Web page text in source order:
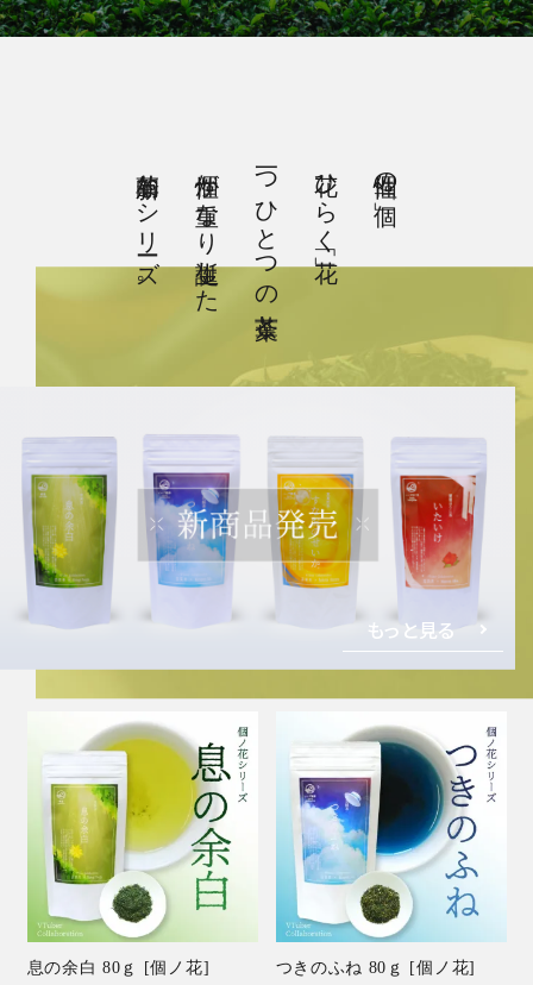
もっと見る
個性の「個」
花ひらく「花」
一つひとつの茶葉と
個性が重なり誕生した
革新的なシリーズ。
息の余白 80ｇ [個ノ花]
つきのふね 80ｇ [個ノ花]